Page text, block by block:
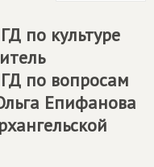
по культуре
по вопросам
Епифанова